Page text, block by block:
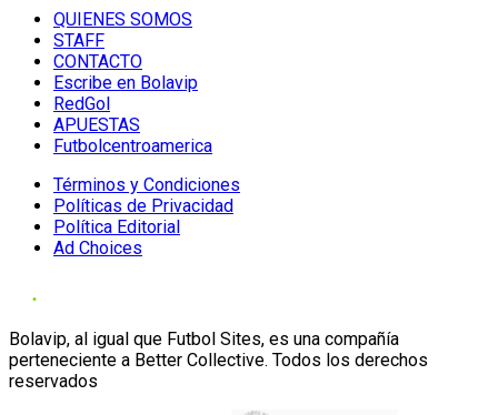
QUIENES SOMOS
STAFF
CONTACTO
Escribe en Bolavip
RedGol
APUESTAS
Futbolcentroamerica
Términos y Condiciones
Políticas de Privacidad
Política Editorial
Ad Choices
Bolavip, al igual que Futbol Sites, es una compañía
perteneciente a Better Collective. Todos los derechos
reservados